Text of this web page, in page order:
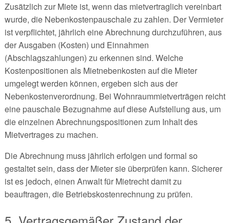
Zusätzlich zur Miete ist, wenn das mietvertraglich vereinbart
wurde, die Nebenkostenpauschale zu zahlen. Der Vermieter
ist verpflichtet, jährlich eine Abrechnung durchzuführen, aus
der Ausgaben (Kosten) und Einnahmen
(Abschlagszahlungen) zu erkennen sind. Welche
Kostenpositionen als Mietnebenkosten auf die Mieter
umgelegt werden können, ergeben sich aus der
Nebenkostenverordnung. Bei Wohnraummietverträgen reicht
eine pauschale Bezugnahme auf diese Aufstellung aus, um
die einzelnen Abrechnungspositionen zum Inhalt des
Mietvertrages zu machen.
Die Abrechnung muss jährlich erfolgen und formal so
gestaltet sein, dass der Mieter sie überprüfen kann. Sicherer
ist es jedoch, einen Anwalt für Mietrecht damit zu
beauftragen, die Betriebskostenrechnung zu prüfen.